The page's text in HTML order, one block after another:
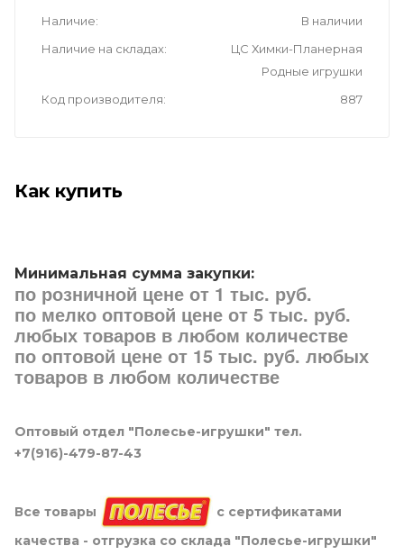
Наличие
В наличии
Наличие на складах
ЦС Химки-Планерная
Родные игрушки
Код производителя
887
Как купить
Минимальная сумма закупки:
по розничной цене от 1 тыс. руб.
по мелко оптовой цене от 5 тыс. руб.
любых товаров в любом количестве
по оптовой цене от 15 тыс. руб. любых
товаров в любом количестве
Оптовый отдел "Полесье-игрушки" тел.
+7(916)-479-87-43
Все товары
с сертификатами
качества - отгрузка со склада "Полесье-игрушки"